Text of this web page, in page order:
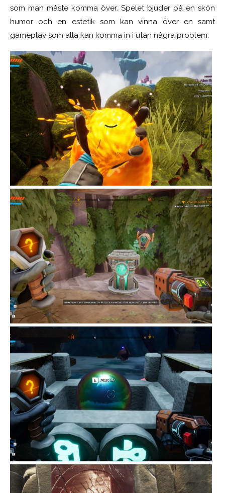
som man måste komma över. Spelet bjuder på en skön
humor och en estetik som kan vinna över en samt
gameplay som alla kan komma in i utan några problem.